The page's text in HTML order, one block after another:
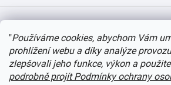
"Používáme cookies, abychom Vám
prohlížení webu a díky analýze
zlepšovali jeho funkce, výkon a
podrobně projít Podmínky ochrany
Copyright 2026itvlaky.cz . Všechna práva vyhrazena.